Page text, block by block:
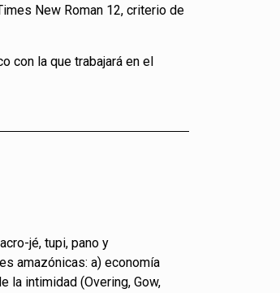
New Roman 12, criterio de
con la que trabajará en el
jé, tupi, pano y
amazónicas: a) economía
la intimidad (Overing, Gow,